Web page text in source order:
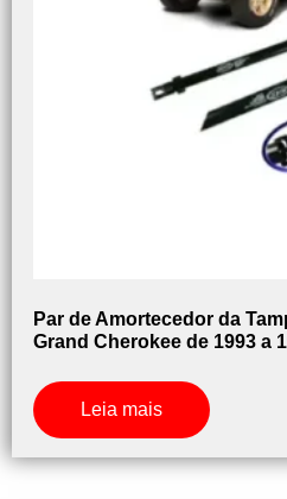
Par de Amortecedor da
Grand Cherokee de 1993 a
Leia mais